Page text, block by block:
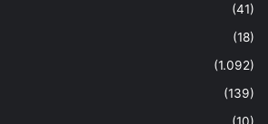
(41)
(18)
(1.092)
(139)